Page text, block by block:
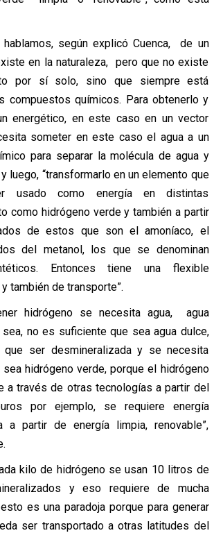
según explicó Cuenca, de un
en la naturaleza, pero que no existe
por sí solo, sino que siempre está
compuestos químicos. Para obtenerlo y
energético, en este caso en un vector
someter en este caso el agua a un
para separar la molécula de agua y
luego, “transformarlo en un elemento que
usado como energía en distintas
como hidrógeno verde y también a partir
de estos que son el amoníaco, el
del metanol, los que se denominan
Entonces tiene una flexible
también de transporte”.
hidrógeno se necesita agua, agua
no es suficiente que sea agua dulce,
ser desmineralizada y se necesita
hidrógeno verde, porque el hidrógeno
a través de otras tecnologías a partir del
por ejemplo, se requiere energía
a partir de energía limpia, renovable”,
kilo de hidrógeno se usan 10 litros de
y eso requiere de mucha
es una paradoja porque para generar
ser transportado a otras latitudes del